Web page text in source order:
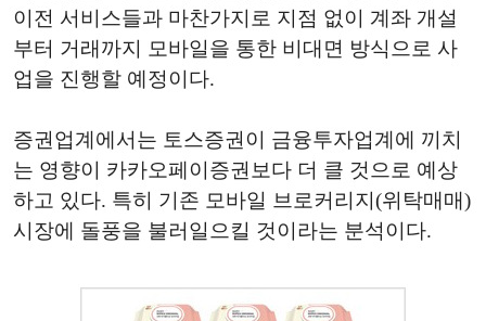
이전 서비스들과 마찬가지로 지점 없이 계좌 개설
부터 거래까지 모바일을 통한 비대면 방식으로 사
업을 진행할 예정이다.
증권업계에서는 토스증권이 금융투자업계에 끼치
는 영향이 카카오페이증권보다 더 클 것으로 예상
하고 있다. 특히 기존 모바일 브로커리지(위탁매매)
시장에 돌풍을 불러일으킬 것이라는 분석이다.